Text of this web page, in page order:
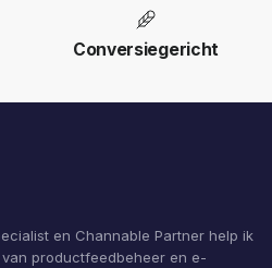
Conversiegericht
en Channable Partner help ik
productfeedbeheer en e-